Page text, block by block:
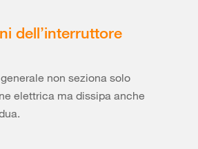
dell’interruttore
non seziona solo
elettrica ma dissipa anche